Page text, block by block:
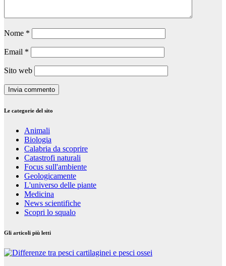
Nome *
Email *
Sito web
Le categorie del sito
Animali
Biologia
Calabria da scoprire
Catastrofi naturali
Focus sull'ambiente
Geologicamente
L'universo delle piante
Medicina
News scientifiche
Scopri lo squalo
Gli articoli più letti